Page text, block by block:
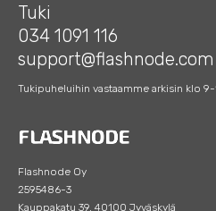
Tuki
034 1091 116
support@flashnode.com
Tukipuheluihin vastaamme arkisin klo 9-
Flashnode Oy
2595486-3
Kauppakatu 39, 40100 Jyväskylä